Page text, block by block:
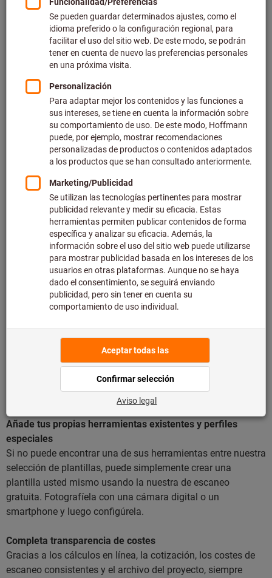
una plataforma ideal para
congigurar las espumas
Un proceso fácil, intuitivo y claro le permitirá configurar sus
artículo individual o en pequeñas cantidades.
Configuración personalizable online
Nuestro configurador online le permite diseñar espumas
personalizadas. Usted determina dónde se coloca cada
herramienta en el dlseño. El editor gráfico le da una
impresión del diseño, de como se verán sus espumas, con y
sin las herramientas.
Gran selección de plantillas de herramientas
Al diseñar sus espumas, puede seleccionar entre más de
47.000 formas o contornos de herramientas preinstaladas
de las class de artículos habituales de Hoffmann Group, así
como entre 3.00 contornos de Stahlwille. A continuación,
puede insertarlos y colocarlos como desee.
No tienes la tediosa tarea de descargar software.
Simplemente inserte y coloque las herramientas en el
configurador online usando el método arrastrar y soltar. Tus
diseños se guardan permanentemente para que puedas
editarlos y reordenarlos en cualquier momento.
Añade tus propias herramientas existentes y perfiles
especiales
Si no puede encontrar una de sus herramientas entre nuestra
selección de plantillas, puede simplemente crear una
plantilla usted mismo usando la nuestra de escaneo
gratuita. Fotografíela con una cámara digital o un
smartphone y luego configúrela.
Completa transparencia de costes
Gracias a los cálculos en línea, la cotización, los costes de
escaneo consistentes y el archivo del proyecto, siempre